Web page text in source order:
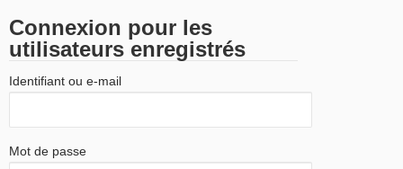
Connexion pour les
utilisateurs enregistrés
Identifiant ou e-mail
Mot de passe